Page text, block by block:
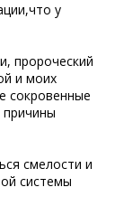
у
пророческий
и моих
сокровенные
причины
смелости и
системы